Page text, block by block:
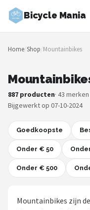
Bicycle Mania
Zoeken
NAVIGATIE
Merken
Blog
Fietsroutes
Kinderfietsen
Home/Shop/Mountainbikes
887 producten· 43 merken
Bijgewerkt op 07-10-2024
Goedkoopste
Onder € 50
Onder € 500
Mountainbikes zijn